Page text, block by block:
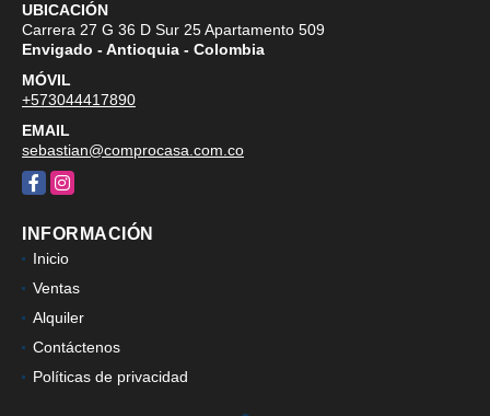
UBICACIÓN
Carrera 27 G 36 D Sur 25 Apartamento 509
Envigado - Antioquia - Colombia
MÓVIL
+573044417890
EMAIL
sebastian@comprocasa.com.co
FacebookInstagram
INFORMACIÓN
Inicio
Ventas
Alquiler
Contáctenos
Políticas de privacidad